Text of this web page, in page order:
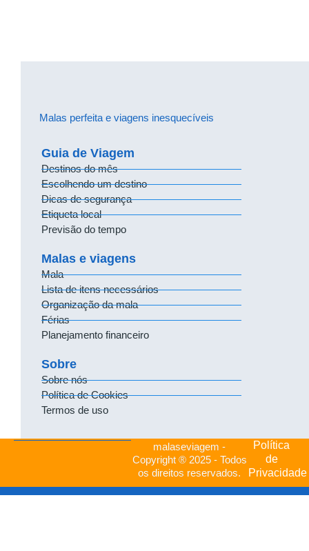
Malas perfeita e viagens inesquecíveis
Guia de Viagem
Destinos do mês
Escolhendo um destino
Dicas de segurança
Etiqueta local
Previsão do tempo
Malas e viagens
Mala
Lista de itens necessários
Organização da mala
Férias
Planejamento financeiro
Sobre
Sobre nós
Política de Cookies
Termos de uso
malaseviagem -
Copyright ® 2025 - Todos
os direitos reservados.
Política
de
Privacidade